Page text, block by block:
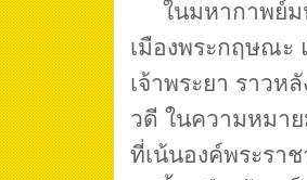
ในมหากาพย์มห
เมืองพระกฤษณะ
เจ้าพระยา ราวห
วดี ในความหมา
ที่เน้นองค์พระรา